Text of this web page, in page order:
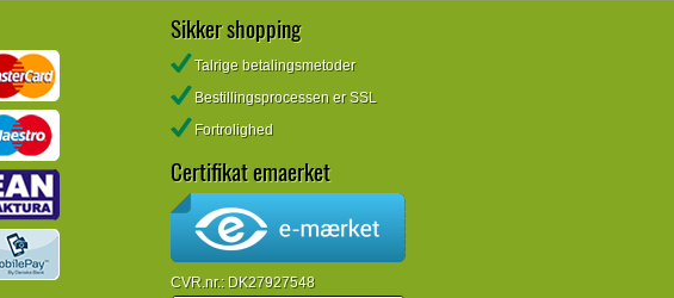
Sikker shopping
Talrige betalingsmetoder
Bestillingsprocessen er SSL
Fortrolighed
Certifikat emaerket
CVR.nr.: DK27927548